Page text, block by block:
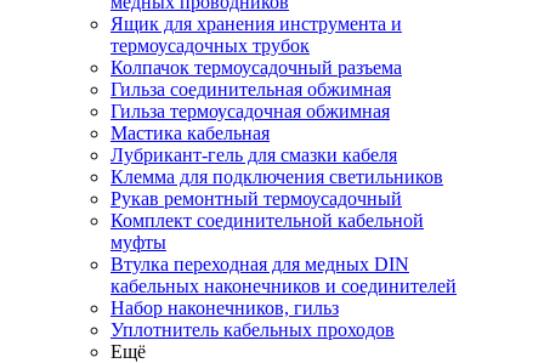
Ящик для хранения инструмента и
термоусадочных трубок
Колпачок термоусадочный разъема
Гильза соединительная обжимная
Гильза термоусадочная обжимная
Мастика кабельная
Лубрикант-гель для смазки кабеля
Клемма для подключения светильников
Рукав ремонтный термоусадочный
Комплект соединительной кабельной
муфты
Втулка переходная для медных DIN
кабельных наконечников и соединителей
Набор наконечников, гильз
Уплотнитель кабельных проходов
Ещё